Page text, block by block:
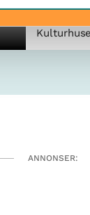
ANNONSER: